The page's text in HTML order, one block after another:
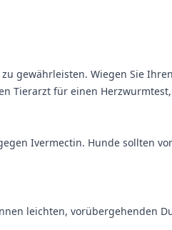
gewährleisten. Wiegen Sie
Tierarzt für einen
Ivermectin. Hunde sollten
leichten, vorübergehenden